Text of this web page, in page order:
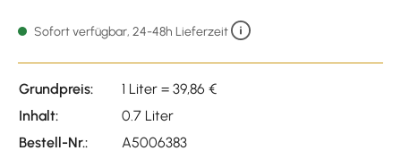
Sofort verfügbar, 24-48h Lieferzeit
Grundpreis:
1 Liter = 39,86 €
Inhalt:
0.7 Liter
Bestell-Nr.:
A5006383